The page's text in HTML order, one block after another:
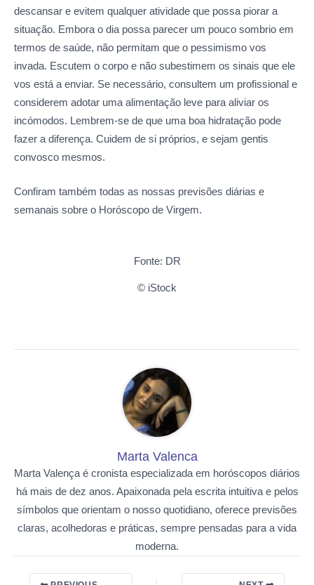
descansar e evitem qualquer atividade que possa piorar a
situação. Embora o dia possa parecer um pouco sombrio em
termos de saúde, não permitam que o pessimismo vos
invada. Escutem o corpo e não subestimem os sinais que ele
vos está a enviar. Se necessário, consultem um profissional e
considerem adotar uma alimentação leve para aliviar os
incómodos. Lembrem-se de que uma boa hidratação pode
fazer a diferença. Cuidem de si próprios, e sejam gentis
convosco mesmos.
Confiram também todas as nossas previsões diárias e
semanais sobre o Horóscopo de Virgem.
Fonte: DR
© iStock
Marta Valenca
Marta Valença é cronista especializada em horóscopos diários
há mais de dez anos. Apaixonada pela escrita intuitiva e pelos
símbolos que orientam o nosso quotidiano, oferece previsões
claras, acolhedoras e práticas, sempre pensadas para a vida
moderna.